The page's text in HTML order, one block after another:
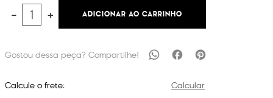
＋
－ ADICIONAR AO CARRINHO
Calcule o frete: Calcular